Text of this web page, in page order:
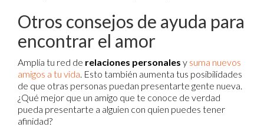
Otros consejos de ayuda para
encontrar el amor
Amplía tu red de relaciones personales y suma nuevos
amigos a tu vida . Esto también aumenta tus posibilidades
de que otras personas puedan presentarte gente nueva.
¿Qué mejor que un amigo que te conoce de verdad
pueda presentarte a alguien con quien puedes tener
afinidad?